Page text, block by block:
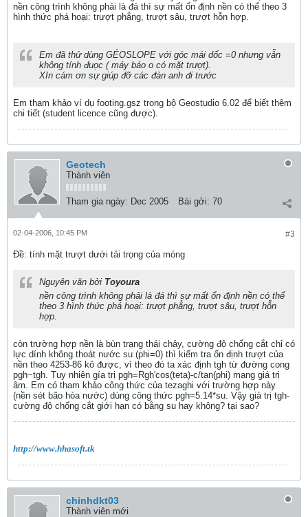
nền công trình không phải là đá thì sự mất ổn định nền có thể theo 3
hình thức phá hoại: trượt phẳng, trượt sâu, trượt hỗn hợp.
Em đã thử dùng GÉOSLOPE với góc mái dốc =0 nhưng vẫn
không tính đuọc ( máy báo o có mặt trượt).
XIn cám ơn sự giúp đỡ các đàn anh đi trước
Em tham khảo ví dụ footing.gsz trong bộ Geostudio 6.02 để biết thêm
chi tiết (student licence cũng được).
Geotech
Thành viên
Tham gia ngày: Dec 2005 Bài gởi: 70
#3
02-04-2006, 10:45 PM
Ðề: tính mặt trượt dưới tải trọng của móng
Nguyên văn bởi Toyoura
nền công trình không phải là đá thì sự mất ổn định nền có thể
theo 3 hình thức phá hoại: trượt phẳng, trượt sâu, trượt hỗn
hợp.
còn trường hợp nền là bùn trạng thái chảy, cường độ chống cắt chỉ có
lực dính không thoát nước su (phi=0) thì kiểm tra ổn định trượt của
nền theo 4253-86 kô được, vì theo đó ta xác định tgh từ đường cong
pgh~tgh. Tuy nhiên gía trị pgh=Rgh'cos(teta)-c/tan(phi) mang giá trị
âm. Em có tham khảo công thức của tezaghi với trường hợp này
(nền sét bão hòa nước) dùng công thức pgh=5.14*su. Vậy giá trị tgh-
cường độ chống cắt giới hạn có bằng su hay không? tại sao?
http://www.hhasoft.tk
chinhdkt03
Thành viên mới